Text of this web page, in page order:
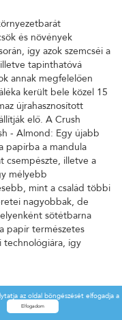
és növények
így azok szemcséi a
tapinthatóvá
annak megfelelően
került bele közel 15
újrahasznosított
elő. A Crush
- Almond: Egy újabb
papírba a mandula
csempészte, illetve a
mélyebb
mint a család többi
nagyobbak, de
sötétbarna
papír természetes
technológiára, így
és növények
az oldal böngészését elfogadja a